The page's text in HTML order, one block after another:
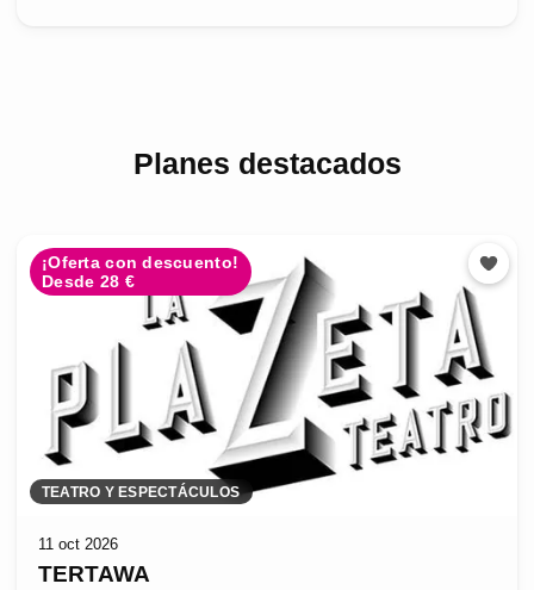
Planes destacados
¡Oferta con descuento!
Desde 28 €
TEATRO Y ESPECTÁCULOS
11 oct 2026
TERTAWA